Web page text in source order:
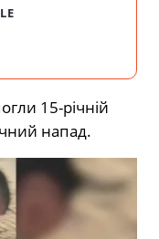
15-річній
напад.